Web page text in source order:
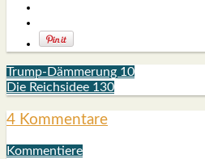
Trump-Dämmerung 10
Die Reichsidee 130
4 Kommentare
Kommentiere